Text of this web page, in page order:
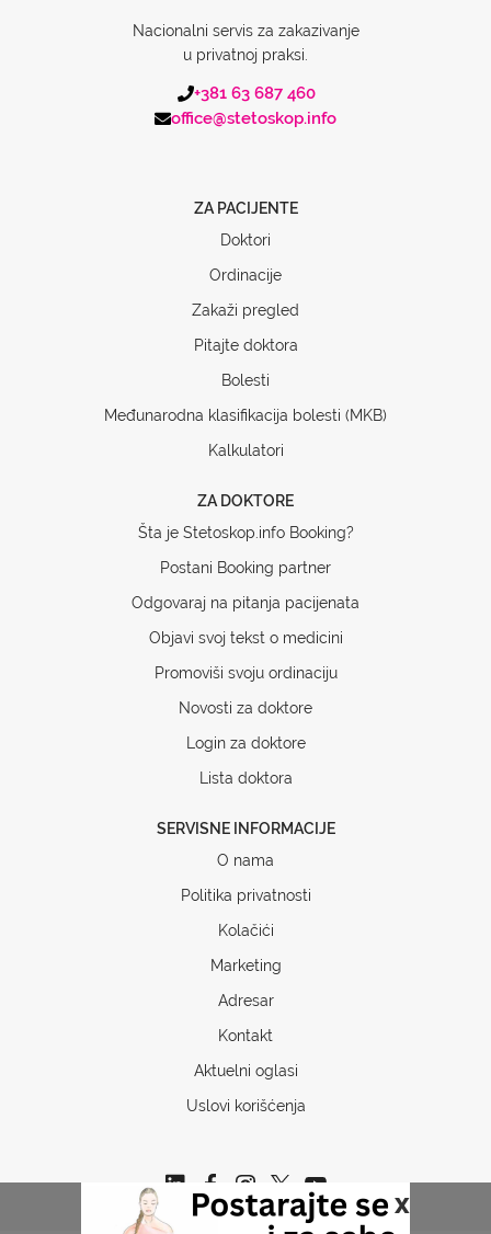
x
Nacionalni servis za zakazivanje
u privatnoj praksi.
+381 63 687 460
office@stetoskop.info
ZA PACIJENTE
Doktori
Ordinacije
Zakaži pregled
Pitajte doktora
Bolesti
Međunarodna klasifikacija bolesti (MKB)
Kalkulatori
ZA DOKTORE
Šta je Stetoskop.info Booking?
Postani Booking partner
Odgovaraj na pitanja pacijenata
Objavi svoj tekst o medicini
Promoviši svoju ordinaciju
Novosti za doktore
Login za doktore
Lista doktora
SERVISNE INFORMACIJE
O nama
Politika privatnosti
Kolačići
Marketing
Adresar
Kontakt
Aktuelni oglasi
Uslovi korišćenja